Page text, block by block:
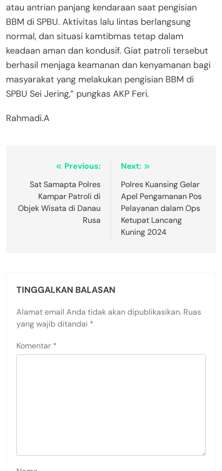
atau antrian panjang kendaraan saat pengisian
BBM di SPBU. Aktivitas lalu lintas berlangsung
normal, dan situasi kamtibmas tetap dalam
keadaan aman dan kondusif. Giat patroli tersebut
berhasil menjaga keamanan dan kenyamanan bagi
masyarakat yang melakukan pengisian BBM di
SPBU Sei Jering,” pungkas AKP Feri.
Rahmadi.A
Navigasi
pos
Previous:
Sat Samapta Polres
Kampar Patroli di
Objek Wisata di Danau
Rusa
Next:
Polres Kuansing Gelar
Apel Pengamanan Pos
Pelayanan dalam Ops
Ketupat Lancang
Kuning 2024
TINGGALKAN BALASAN
Alamat email Anda tidak akan dipublikasikan. Ruas
yang wajib ditandai *
Komentar *